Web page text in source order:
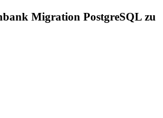
Migration PostgreSQL zu